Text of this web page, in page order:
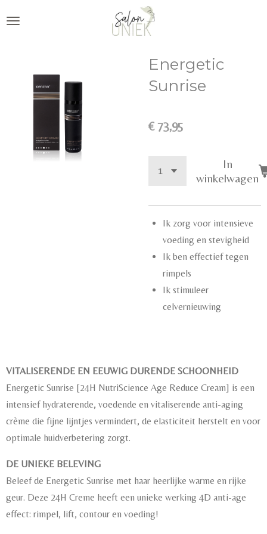
hoofdinhoud
Energetic
Sunrise
€ 73,95
In
winkelwagen
Ik zorg voor intensieve
voeding en stevigheid
Ik ben effectief tegen
rimpels
Ik stimuleer
celvernieuwing
VITALISERENDE EN EEUWIG DURENDE SCHOONHEID
Energetic Sunrise [24H NutriScience Age Reduce Cream] is een
intensief hydraterende, voedende en vitaliserende anti-aging
crème die fijne lijntjes vermindert, de elasticiteit herstelt en voor
optimale huidverbetering zorgt.
DE UNIEKE BELEVING
Beleef de Energetic Sunrise met haar heerlijke warme en rijke
geur. Deze 24H Creme heeft een unieke werking 4D anti-age
effect: rimpel, lift, contour en voeding!